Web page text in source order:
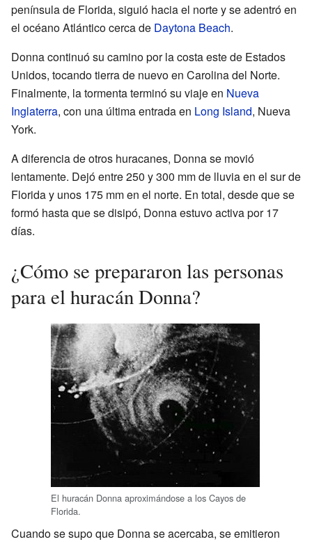
península de Florida, siguió hacia el norte y se adentró en
el océano Atlántico cerca de Daytona Beach.
Donna continuó su camino por la costa este de Estados
Unidos, tocando tierra de nuevo en Carolina del Norte.
Finalmente, la tormenta terminó su viaje en Nueva
Inglaterra, con una última entrada en Long Island, Nueva
York.
A diferencia de otros huracanes, Donna se movió
lentamente. Dejó entre 250 y 300 mm de lluvia en el sur de
Florida y unos 175 mm en el norte. En total, desde que se
formó hasta que se disipó, Donna estuvo activa por 17
días.
¿Cómo se prepararon las personas
para el huracán Donna?
El huracán Donna aproximándose a los Cayos de
Florida.
Cuando se supo que Donna se acercaba, se emitieron